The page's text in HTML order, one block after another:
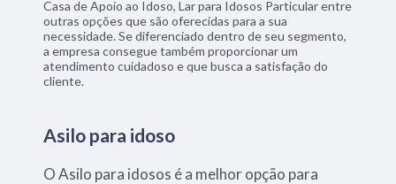
Casa de Apoio ao Idoso, Lar para Idosos Particular entre
outras opções que são oferecidas para a sua
necessidade. Se diferenciado dentro de seu segmento,
a empresa consegue também proporcionar um
atendimento cuidadoso e que busca a satisfação do
cliente.
Asilo para idoso
O Asilo para idosos é a melhor opção para